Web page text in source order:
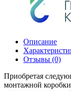
Описание
Отзывы (0)
Приобретая
монтажной